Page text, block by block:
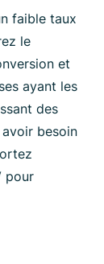
faible taux
le
et
ayant les
des
besoin
pour